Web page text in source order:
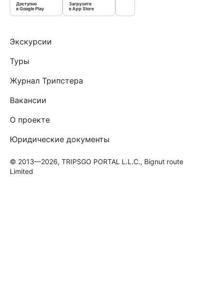
Доступно
в Google Play
Загрузите
в App Store
Экскурсии
Туры
Журнал Трипстера
Вакансии
О проекте
Юридические документы
© 2013—2026, TRIPSGO PORTAL L.L.C., Bignut route
Limited